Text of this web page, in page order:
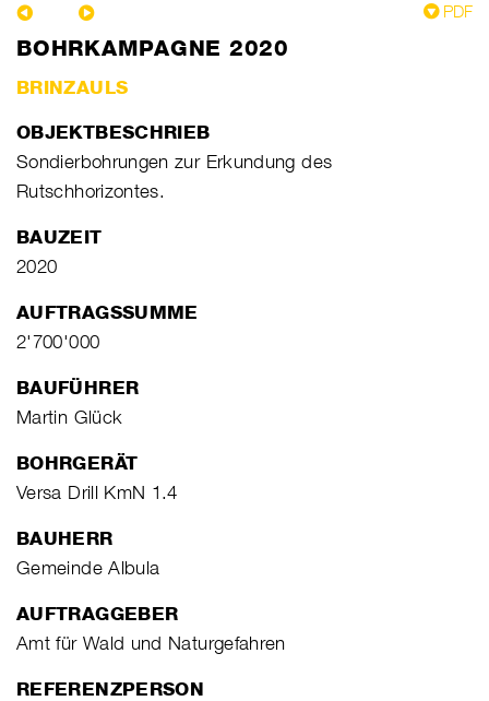
PDF
BOHRKAMPAGNE 2020
BRINZAULS
OBJEKTBESCHRIEB
Sondierbohrungen zur Erkundung des
Rutschhorizontes.
BAUZEIT
2020
AUFTRAGSSUMME
2'700'000
BAUFÜHRER
Martin Glück
BOHRGERÄT
Versa Drill KmN 1.4
BAUHERR
Gemeinde Albula
AUFTRAGGEBER
Amt für Wald und Naturgefahren
REFERENZPERSON